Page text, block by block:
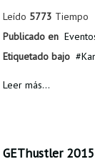
Leído 5773 Tiempo
Publicado en
Etiquetado bajo
Leer más...
GEThustler